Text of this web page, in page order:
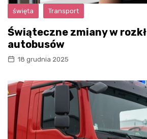
święta Transport
Świąteczne zmiany w
autobusów
18 grudnia 2025